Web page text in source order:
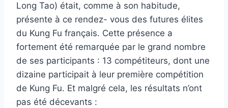
Long Tao) était, comme à son habitude,
présente à ce rendez- vous des futures élites
du Kung Fu français. Cette présence a
fortement été remarquée par le grand nombre
de ses participants : 13 compétiteurs, dont une
dizaine participait à leur première compétition
de Kung Fu. Et malgré cela, les résultats n’ont
pas été décevants :